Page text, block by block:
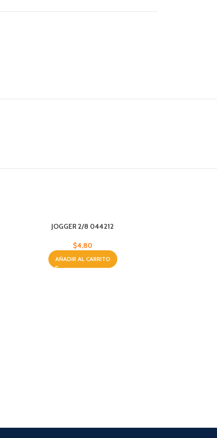
JOGGER 2/8 044212
$4,80
AÑADIR AL CARRITO